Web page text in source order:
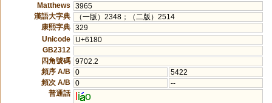
Matthews
3965
漢語大字典
（一版）2348；（二版）2514
康熙字典 329
Unicode
U+6180
GB2312
四角號碼 9702.2
頻序 A/B
0
5422
頻次 A/B
0
--
普通話
li o